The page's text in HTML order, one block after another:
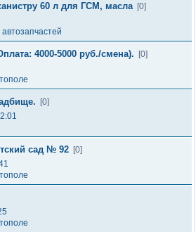
60 л для ГСМ, масла [0]
4000-5000 руб./смена).
[0]
[0]
сад № 92 [0]